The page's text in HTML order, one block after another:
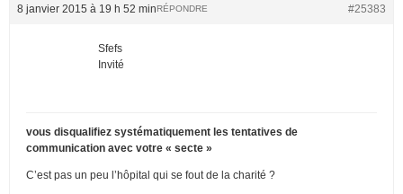
8 janvier 2015 à 19 h 52 min #25383
RÉPONDRE
Sfefs
Invité
vous disqualifiez systématiquement les tentatives de
communication avec votre « secte »
C’est pas un peu l’hôpital qui se fout de la charité ?